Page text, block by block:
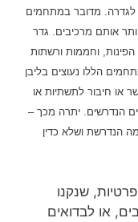
מדובר במתחמים
אותם מרכיבים. גדר
וחממות ורשתות
הללו נעוצים בליבן
או חיבור לתשתיות או
הנדרשים. יתרה מכך –
הנדרשת ושלא כדין
שנקנו
או לבדואים